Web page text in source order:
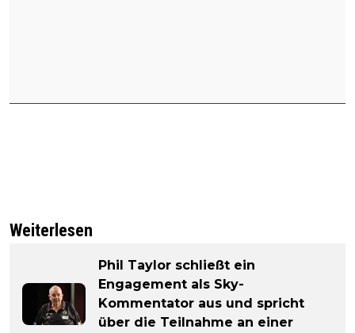
Weiterlesen
Phil Taylor schließt ein
Engagement als Sky-
Kommentator aus und spricht
über die Teilnahme an einer